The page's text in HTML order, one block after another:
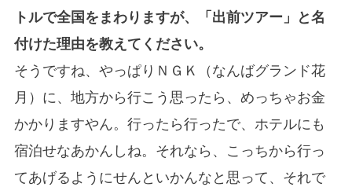
トルで全国をまわりますが、「出前ツアー」と名
付けた理由を教えてください。
そうですね、やっぱりＮＧＫ（なんばグランド花
月）に、地方から行こう思ったら、めっちゃお金
かかりますやん。行ったら行ったで、ホテルにも
宿泊せなあかんしね。それなら、こっちから行っ
てあげるようにせんといかんなと思って、それで